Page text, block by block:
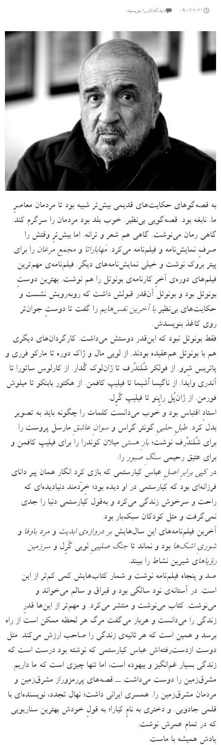
09/02/2021 دیدگاه‌تان را بنویسید:
به قصه‌گوهای حکایت‌های قدیمی بیش‌تر شبیه بود تا مردمان معاصرِ
ما. نابغه بود. قصه‌گویی بی‌نظیر. خوب بلد بود مردمان را سرگرم کند.
گاهی رمان می‌نوشت. گاهی هم شعر و ترانه. اما بیش‌ترِ وقتش را
صرفِ نمایش‌نامه و فیلم‌نامه می‌کرد.مَهاباراتا ومجمع مرغان را برای
پیتر بروک نوشت و خیلی نمایش‌نامه‌های دیگر. فیلم‌نامه‌ی مهم‌ترین
فیلم‌های دوره‌ی آخرِ کارنامه‌ی بونوئل را هم نوشت. بهترین دوستِ
بونوئل بود و بونوئل آن‌قدر قبولش داشت که روبه‌رویش نشست و
حکایت‌های بی‌نظیربا آخرین نفس‌هایم را گفت تا دوستِ جوان‌تر
روی کاغذ بنویسدش.
فقط بونوئل نبود که این‌قدر دوستش می‌داشت. کارگردان‌های دیگری
هم با بونوئل هم‌عقیده‌ بودند. از لویی مال و ژاک دوره تا مارکو فرری و
پاتریس شِرو. از فولکر شُلندُرف تا ژان‌لوک گُدار. از کارلوس سائورا تا
آندری وایدا. از ناگیسا اُشیما تا فیلیپ کافمن. از هکتور بابنکو تا میلوش
فورمن. از ژان‌پُل راپِنو تا فیلیپ گَرِل.
استادِ اقتباس بود و خوب می‌دانست کلمات را چگونه باید به تصویر
بدل کرد.طبلِ حلبیِ گونتر گراس وسوانِ عاشقِ مارسل پروست را
برای شُلندُرف نوشت؛بارِ هستی میلان کوندرا را برای فیلیپ کافمن و
برای عتیق رحیمیسنگِ صبور را.
در کپی برابرِ اصلِ عباس کیارستمی که بازی کرد انگار همان پیر دانای
فرزانه‌ای بود که کیارستمی در او دیده بود؛ خِرَدمند دنیادیده‌ای که
راحت و سرخوش زندگی می‌کرد و به‌قول کیارستمی دنیا را جدی
نمی‌گرفت و مثل کودکان سبک‌بار بود.
آخرین فیلم‌نامه‌های این سال‌هایشبر دروازه‌ی ابدیت ومرد باوفا و
شوریِ اشک‌ها بود و نماند تاجنگ صلیبیِ لویی گَرِل وسرزمین
رؤیاهای شیرین نشاط را ببیند.
صد و پنجاه فیلم‌نامه نوشت و شمار کتاب‌هایش کمی کم‌تر از این
است. در آستانه‌ی نود سالگی بود و قبراق و سالم می‌خواند و
می‌نوشت. کتاب می‌نوشت و منتشر می‌کرد. و مهم‌تر از این‌ها قدرِ
زندگی را می‌دانست و هربار می‌گفت مرگ هر لحظه ممکن است از راه
برسد و همین است که هر ثانیه‌ی زندگی را صاحب ارزش می‌کند. مثل
دوست ازدست‌رفته‌اش عباس کیارستمی که نوشته بود درست است که
زندگی بسیار غم‌انگیز و بیهوده است، اما تنها چیزی است که ما داریم.
مشرق‌زمین را دوست می‌داشت ــ قصه‌های پررمزوراز مشرق‌زمین و
مردمان مشرق‌زمین را. همسری ایرانی داشت؛ نهال تجدد، نویسنده‌ای با
قلمی جادویی. و دختری به ‌نامِ کیارا؛ به ‌قولِ خودش بهترین سناریویی
که در تمام عمرش نوشت.
یادش همیشه با ماست.